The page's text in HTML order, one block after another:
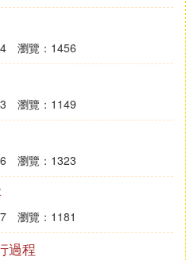
件，包括PowerBuilder運
運行庫、FOXHIS系統運
列印機；根據自己需求安
伺服器的IP地址和資料庫
注意：伺服器的地址 修
端安裝使用教程
瀏覽：1456
瀏覽：1149
瀏覽：1323
瀏覽：1181
過程